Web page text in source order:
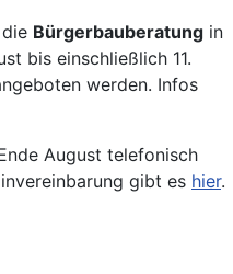
Bürgerbauberatung in
bis einschließlich 11.
werden. Infos
August telefonisch
gibt es hier.